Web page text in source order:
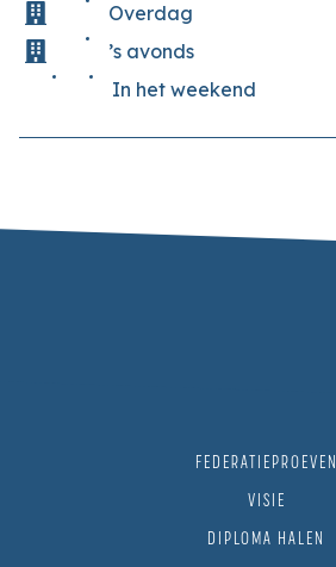
Overdag
’s avonds
In het weekend
FEDERATIEPROEVEN
VISIE
DIPLOMA HALEN